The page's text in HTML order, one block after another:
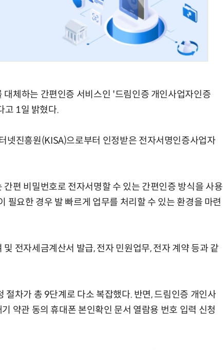
체하는 간편인증 서비스인 '드림인증 개인사업자인증
고 1일 밝혔다.
넷진흥원(KISA)으로부터 인정받은 전자서명인증사업자
편 비밀번호로 전자서명할 수 있는 간편인증 방식을 사용
필요한 경우 발 빠르게 업무를 처리할 수 있는 환경을 마련
전자세금계산서 발급, 전자 민원업무, 전자 계약 등과 같
차가 총 9단계로 다소 복잡했다. 반면, 드림인증 개인사
약관 동의 휴대폰 본인확인 문서 열람용 번호 입력 신청
현업에서 바로 쓰는 "하네스 엔지니어링" 실습 교육